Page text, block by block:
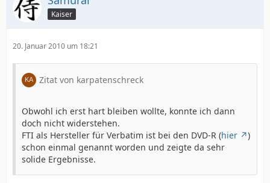
Kaiser
20. Januar 2010 um 18:21
Zitat von karpatenschreck
Obwohl ich erst hart bleiben wollte, konnte ich dann
doch nicht widerstehen.
FTI als Hersteller für Verbatim ist bei den DVD-R (hier
)
schon einmal genannt worden und zeigte da sehr
solide Ergebnisse.